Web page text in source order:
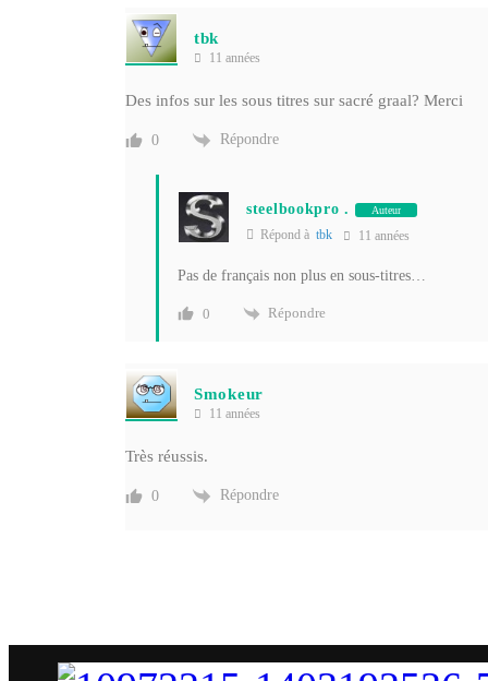
tbk
11 années
Des infos sur les sous titres sur sacré graal? Merci
0 Répondre
steelbookpro . Auteur
Répond à tbk 11 années
Pas de français non plus en sous-titres…
0 Répondre
Smokeur
11 années
Très réussis.
0 Répondre